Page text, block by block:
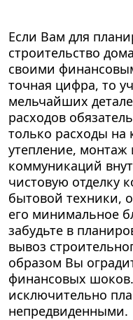
Если Вам для
строительство
своими финансовыми
точная цифра, то
мельчайших деталей. В сумму
расходов
только расходы на
утепление,
коммуникаций
чистовую отделку комнат,
бытовой техники,
его минимальное
забудьте в
вывоз строительного
образом Вы
финансовых шоков. Все расходы будут
исключительно
непредвиденными.